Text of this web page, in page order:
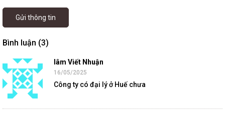
Gửi thông tin
Bình luận (3)
lâm Viết Nhuận
16/05/2025
Công ty có đại lý ở Huế chưa